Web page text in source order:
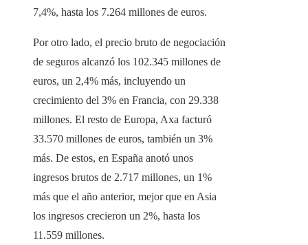
7,4%, hasta los 7.264 millones de euros.
Por otro lado, el precio bruto de negociación
de seguros alcanzó los 102.345 millones de
euros, un 2,4% más, incluyendo un
crecimiento del 3% en Francia, con 29.338
millones. El resto de Europa, Axa facturó
33.570 millones de euros, también un 3%
más. De estos, en España anotó unos
ingresos brutos de 2.717 millones, un 1%
más que el año anterior, mejor que en Asia
los ingresos crecieron un 2%, hasta los
11.559 millones.